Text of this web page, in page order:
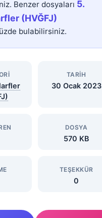
Benzer dosyaları 5.
(HVĞFJ)
bulabilirsiniz.
TARIH
30 Ocak 2023
DOSYA
570 KB
TEŞEKKÜR
0